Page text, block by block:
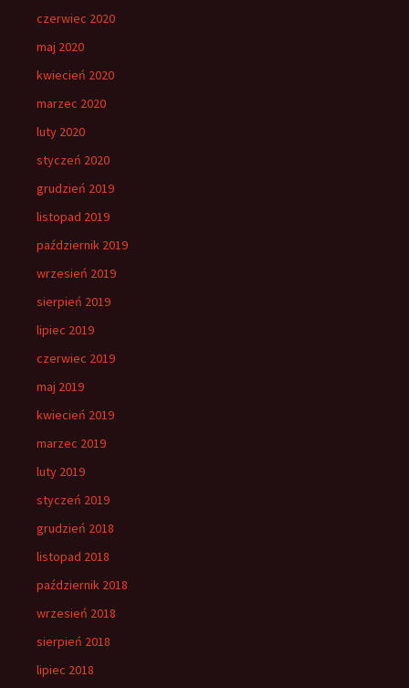
czerwiec 2020
maj 2020
kwiecień 2020
marzec 2020
luty 2020
styczeń 2020
grudzień 2019
listopad 2019
październik 2019
wrzesień 2019
sierpień 2019
lipiec 2019
czerwiec 2019
maj 2019
kwiecień 2019
marzec 2019
luty 2019
styczeń 2019
grudzień 2018
listopad 2018
październik 2018
wrzesień 2018
sierpień 2018
lipiec 2018